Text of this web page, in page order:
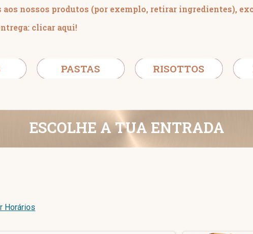
aos nossos produtos (por exemplo, retirar ingredientes),
clicar aqui!
PASTAS RISOTTOS
ESCOLHE A TUA ENTRADA
Horários